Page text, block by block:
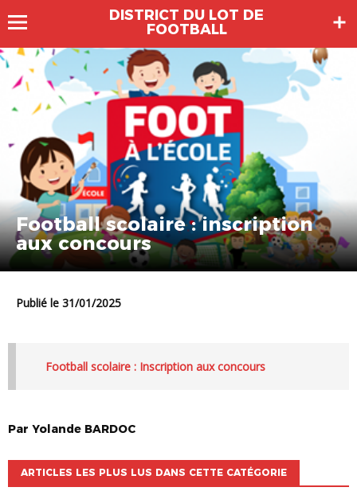
DISTRICT DU LOT DE
FOOTBALL
Football scolaire : inscription
aux concours
Publié le 31/01/2025
Football scolaire : Inscription aux concours
Par Yolande BARDOC
ARTICLES LES PLUS LUS DANS CETTE CATÉGORIE